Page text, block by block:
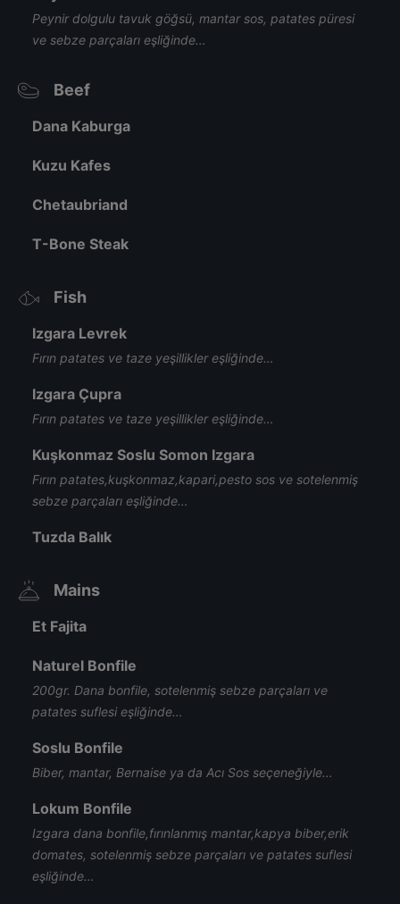
Peynir dolgulu tavuk göğsü, mantar sos, patates püresi
ve sebze parçaları eşliğinde…
Beef
Dana Kaburga
Kuzu Kafes
Chetaubriand
T-Bone Steak
Fish
Izgara Levrek
Fırın patates ve taze yeşillikler eşliğinde…
Izgara Çupra
Fırın patates ve taze yeşillikler eşliğinde…
Kuşkonmaz Soslu Somon Izgara
Fırın patates,kuşkonmaz,kapari,pesto sos ve sotelenmiş
sebze parçaları eşliğinde…
Tuzda Balık
Mains
Et Fajita
Naturel Bonfile
200gr. Dana bonfile, sotelenmiş sebze parçaları ve
patates suflesi eşliğinde…
Soslu Bonfile
Biber, mantar, Bernaise ya da Acı Sos seçeneğiyle…
Lokum Bonfile
Izgara dana bonfile,fırınlanmış mantar,kapya biber,erik
domates, sotelenmiş sebze parçaları ve patates suflesi
eşliğinde…